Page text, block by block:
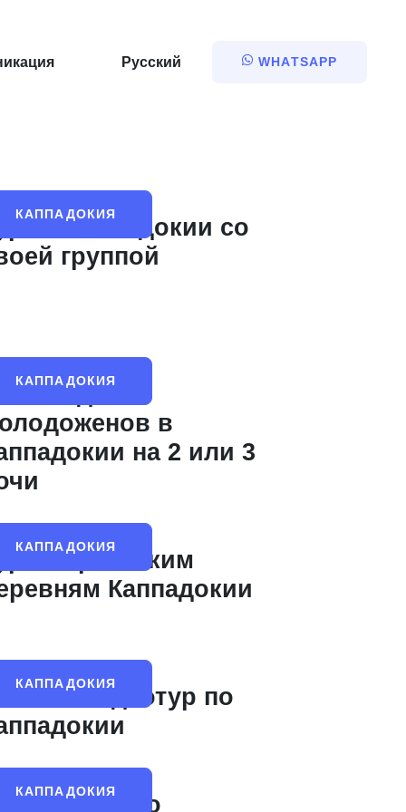
Русский WHATSAPP
КАППАДОКИЯ
по Каппадокии со
группой
КАППАДОКИЯ
для
в
на 2 или 3
КАППАДОКИЯ
по греческим
Каппадокии
КАППАДОКИЯ
и видеотур по
КАППАДОКИЯтур по